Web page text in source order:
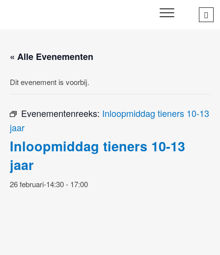
WIJ ZETTEN ONS IN VOOR HET WELZIJN EN VERBINDEN
« Alle Evenementen
Dit evenement is voorbij.
Evenementenreeks: Inloopmiddag tieners 10-13
jaar
Inloopmiddag tieners 10-13
jaar
26 februari-14:30- 17:00